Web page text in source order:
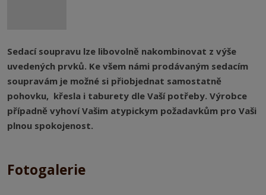
Sedací soupravu lze libovolně nakombinovat z výše
uvedených prvků. Ke všem námi prodávaným sedacím
soupravám je možné si přiobjednat samostatně
pohovku, křesla i taburety dle Vaší potřeby. Výrobce
případně vyhoví Vašim atypickym požadavkům pro Vaši
plnou spokojenost.
Fotogalerie